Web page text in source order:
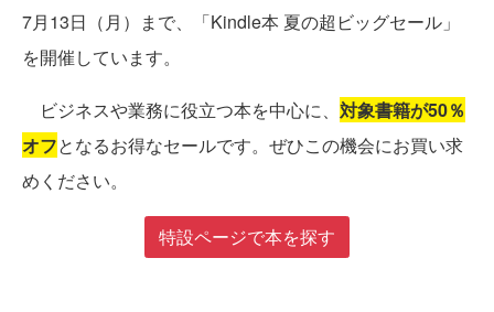
7月13日（月）まで、「Kindle本 夏の超ビッグセール」
を開催しています。
ビジネスや業務に役立つ本を中心に、 対象書籍が50％
オフとなるお得なセールです。ぜひこの機会にお買い求
めください。
特設ページで本を探す